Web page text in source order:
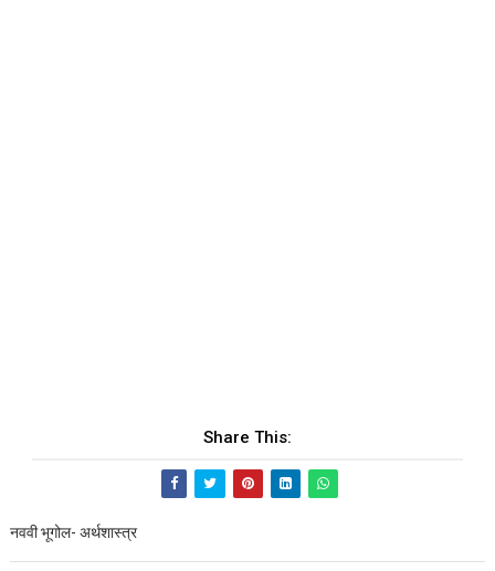
Share This:
नववी भूगोल- अर्थशास्त्र